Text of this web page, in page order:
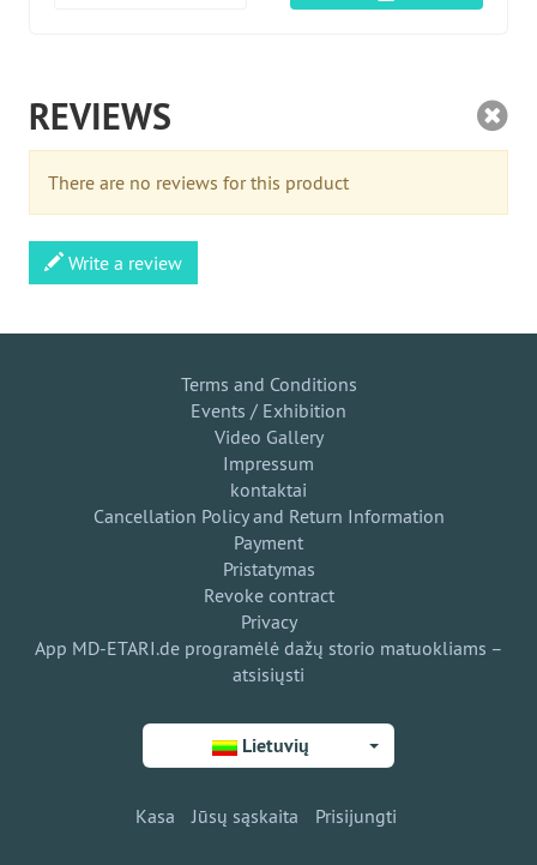
REVIEWS
There are no reviews for this product
Write a review
Terms and Conditions
Events / Exhibition
Video Gallery
Impressum
kontaktai
Cancellation Policy and Return Information
Payment
Pristatymas
Revoke contract
Privacy
App MD-ETARI.de programėlė dažų storio matuokliams –
atsisiųsti
Lietuvių
Kasa Jūsų sąskaita Prisijungti